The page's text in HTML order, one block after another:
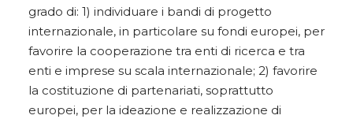
grado di: 1) individuare i bandi di progetto
internazionale, in particolare su fondi europei, per
favorire la cooperazione tra enti di ricerca e tra
enti e imprese su scala internazionale; 2) favorire
la costituzione di partenariati, soprattutto
europei, per la ideazione e realizzazione di